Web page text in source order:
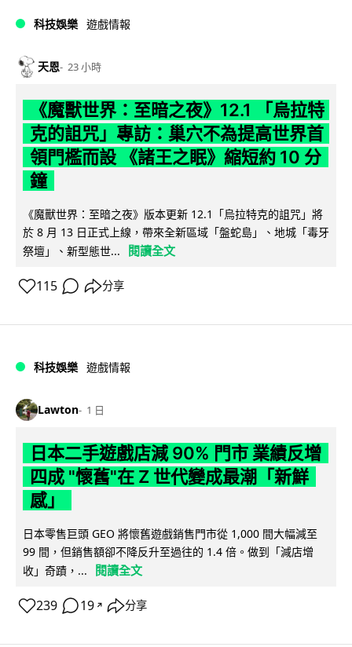
科技娛樂 遊戲情報
天恩 23 小時
《魔獸世界：至暗之夜》12.1 「烏拉特
克的詛咒」專訪：巢穴不為提高世界首
領門檻而設 《諸王之眠》縮短約 10 分
鐘
《魔獸世界：至暗之夜》版本更新 12.1「烏拉特克的詛咒」將
於 8 月 13 日正式上線，帶來全新區域「盤蛇島」、地城「毒牙
祭壇」、新型態世...
閱讀全文
115 分享
科技娛樂 遊戲情報
Lawton 1 日
日本二手遊戲店減 90% 門市 業績反增
四成 "懷舊"在 Z 世代變成最潮「新鮮
感」
日本零售巨頭 GEO 將懷舊遊戲銷售門市從 1,000 間大幅減至
99 間，但銷售額卻不降反升至過往的 1.4 倍。做到「減店增
收」奇蹟，...
閱讀全文
239 19 ↗ 分享